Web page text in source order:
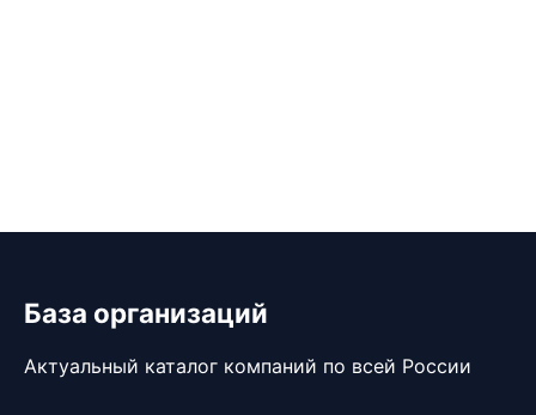
База организаций
Актуальный каталог компаний по всей России